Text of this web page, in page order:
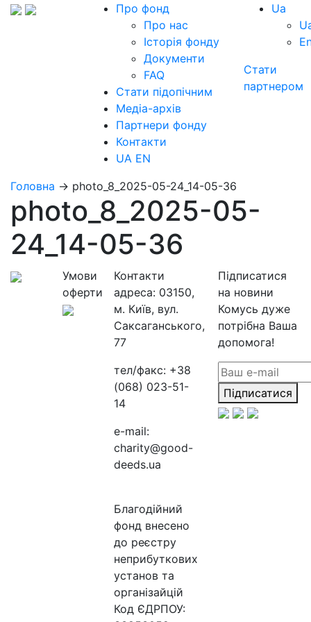
Про фонд
Про нас
Історія фонду
Документи
FAQ
Стати підопічним
Медіа-архів
Партнери фонду
Контакти
UA EN
Ua
Стати
партнером
Головна → photo_8_2025-05-24_14-05-36
photo_8_2025-05-
24_14-05-36
Умови
оферти
Контакти
адреса: 03150,
м. Київ, вул.
Саксаганського,
77
тел/факс: +38
(068) 023-51-
14
e-mail:
charity@good-
deeds.ua
Благодійний
фонд внесено
до реєстру
неприбуткових
установ та
організайцій
Код ЄДРПОУ:
Підписатися
на новини
Комусь дуже
потрібна Ваша
допомога!
Підписатися